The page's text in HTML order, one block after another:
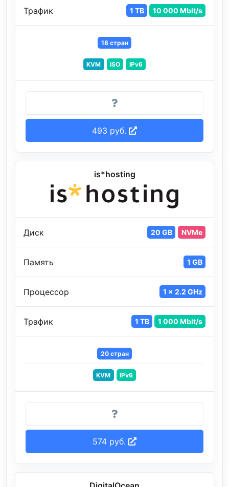
Трафик 1 TB 10 000 Mbit/s
18 стран
KVM ISO IPv6
493 руб.
is*hosting
Диск 20 GB NVMe
Память 1 GB
Процессор 1 x 2.2 GHz
Трафик 1 TB 1 000 Mbit/s
20 стран
KVM IPv6
574 руб.